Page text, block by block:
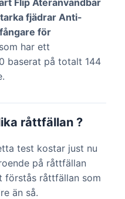
Flip Återanvändbar
fjädrar Anti-
för
har ett
baserat på totalt 144
råttfällan ?
test kostar just nu
på råttfällan
förstås råttfällan som
än så.